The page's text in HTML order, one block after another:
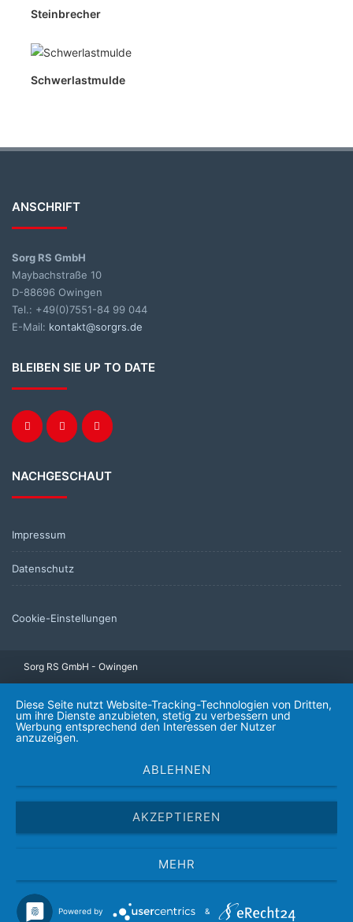
Steinbrecher
Schwerlastmulde
ANSCHRIFT
Sorg RS GmbH
Maybachstraße 10
D-88696 Owingen
Tel.: +49(0)7551-84 99 044
E-Mail: kontakt@sorgrs.de
BLEIBEN SIE UP TO DATE
NACHGESCHAUT
Impressum
Datenschutz
Cookie-Einstellungen
Sorg RS GmbH - Owingen
Diese Seite nutzt Website-Tracking-Technologien von Dritten,
um ihre Dienste anzubieten, stetig zu verbessern und
Werbung entsprechend den Interessen der Nutzer
anzuzeigen.
ABLEHNEN
AKZEPTIEREN
MEHR
Powered by &